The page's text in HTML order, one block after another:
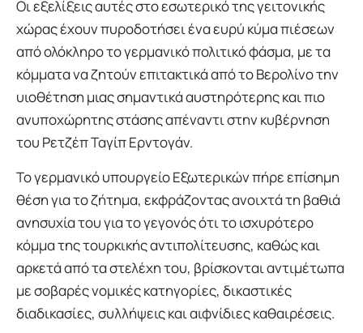
Οι εξελίξεις αυτές στο εσωτερικό της γειτονικής
χώρας έχουν πυροδοτήσει ένα ευρύ κύμα πιέσεων
από ολόκληρο το γερμανικό πολιτικό φάσμα, με τα
κόμματα να ζητούν επιτακτικά από το Βερολίνο την
υιοθέτηση μιας σημαντικά αυστηρότερης και πιο
ανυποχώρητης στάσης απέναντι στην κυβέρνηση
του Ρετζέπ Ταγίπ Ερντογάν.
Το γερμανικό υπουργείο Εξωτερικών πήρε επίσημη
θέση για το ζήτημα, εκφράζοντας ανοιχτά τη βαθιά
ανησυχία του για το γεγονός ότι το ισχυρότερο
κόμμα της τουρκικής αντιπολίτευσης, καθώς και
αρκετά από τα στελέχη του, βρίσκονται αντιμέτωπα
με σοβαρές νομικές κατηγορίες, δικαστικές
διαδικασίες, συλλήψεις και αιφνίδιες καθαιρέσεις.